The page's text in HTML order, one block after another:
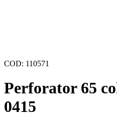
COD: 110571
Perforator 65
0415